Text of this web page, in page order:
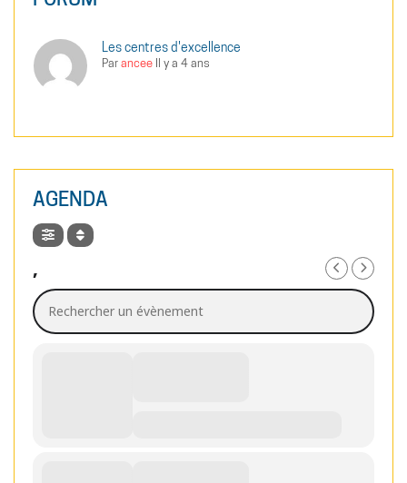
Les centres d'excellence
Parancee Il y a 4 ans
AGENDA
,
Rechercher un évènement